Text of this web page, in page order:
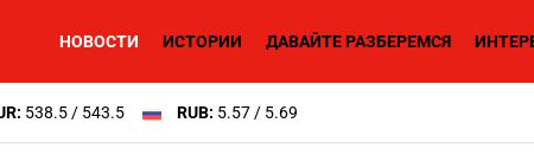
НОВОСТИ ИСТОРИИ ДАВАЙТЕ РАЗБЕРЕМСЯ
538.5 / 543.5 RUB: 5.57 / 5.69